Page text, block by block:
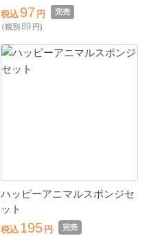
税込 97 円
完売
（税別 89 円)
ハッピーアニマルスポンジセ
ット
税込 195 円
完売